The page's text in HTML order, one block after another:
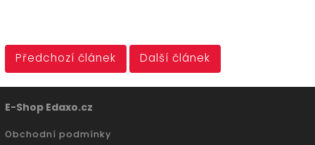
Předchozí článek Další článek
E-Shop Edaxo.cz
Obchodní podmínky